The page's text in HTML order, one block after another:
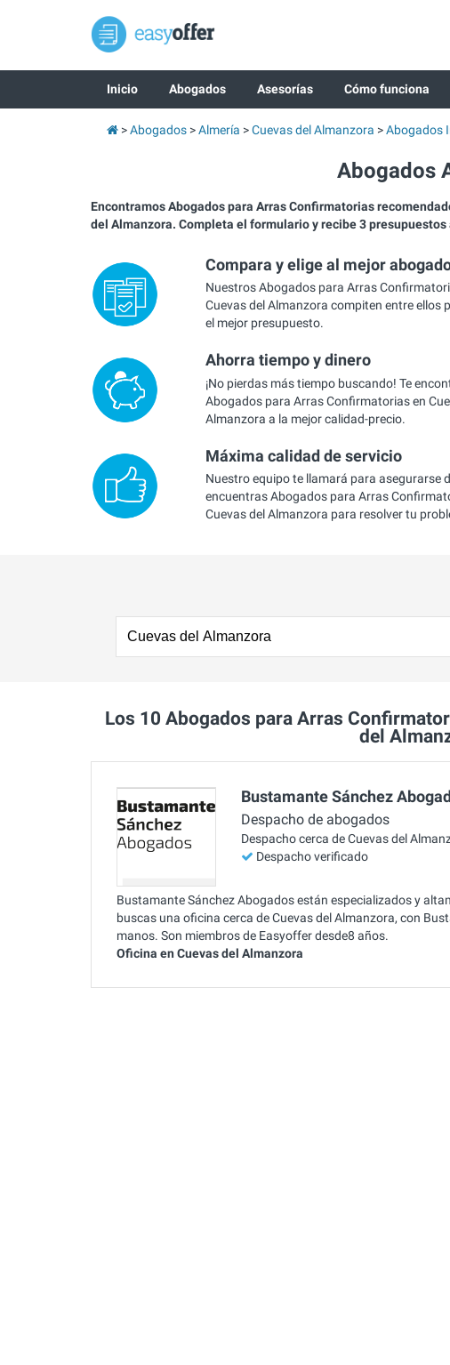
Inicio Abogados Asesorías Cómo funciona
Abogados Almería Cuevas del Almanzora Abogados
Abogados
Encontramos Abogados para Arras Confirmatorias
del Almanzora. Completa el formulario y recibe 3 presupuestos
Compara y elige al mejor
Nuestros Abogados para Arras
Cuevas del Almanzora compiten entre ellos
el mejor presupuesto.
Ahorra tiempo y dinero
¡No pierdas más tiempo buscando! Te
Abogados para Arras Confirmatorias en
Almanzora a la mejor calidad-precio.
Máxima calidad de servicio
Nuestro equipo te llamará para asegurarse
encuentras Abogados para Arras
Cuevas del Almanzora para resolver tu
Los 10 Abogados para Arras
del
Bustamante Sánchez
Despacho de abogados
Despacho cerca de Cuevas del
Despacho verificado
Bustamante Sánchez Abogados están especializados y
buscas una oficina cerca de Cuevas del Almanzora, con
manos. Son miembros de Easyoffer desde8 años.
Oficina en Cuevas del Almanzora